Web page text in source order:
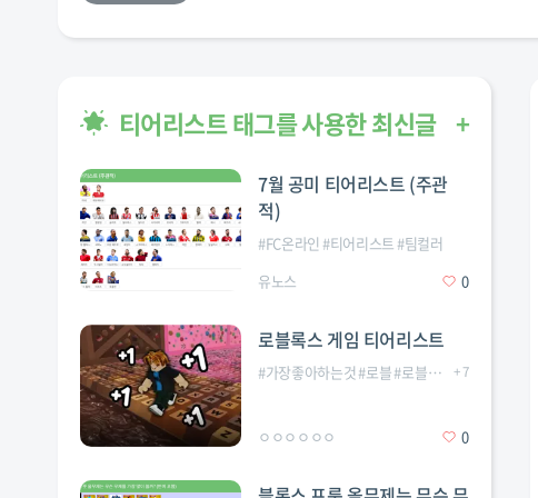
티어리스트 태그를 사용한 최신글 +
7월 공미 티어리스트 (주관
적)
#FC온라인 #티어리스트#팀컬러
유노스
0
로블록스 게임 티어리스트
#가장좋아하는것#로블#로블게임 #로블게임티어
+7
ㅇㅇㅇㅇㅇㅇ 0